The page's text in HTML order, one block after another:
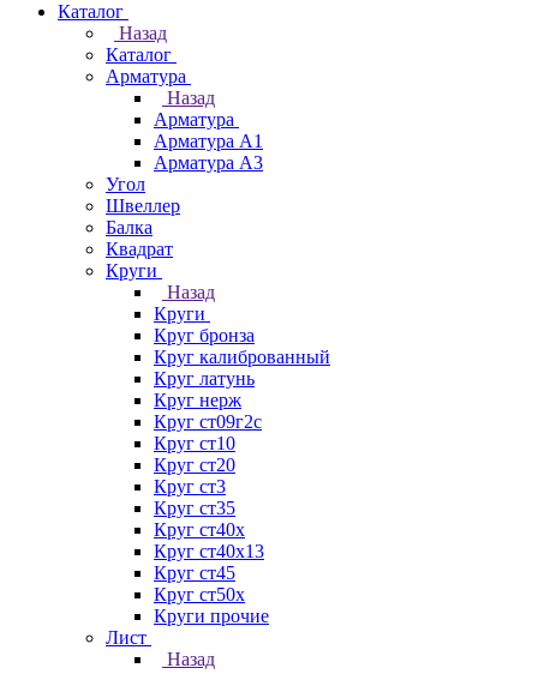
Каталог
Назад
Каталог
Арматура
Назад
Арматура
Арматура А1
Арматура А3
Угол
Швеллер
Балка
Квадрат
Круги
Назад
Круги
Круг бронза
Круг калиброванный
Круг латунь
Круг нерж
Круг ст09г2с
Круг ст10
Круг ст20
Круг ст3
Круг ст35
Круг ст40х
Круг ст40х13
Круг ст45
Круг ст50х
Круги прочие
Лист
Назад